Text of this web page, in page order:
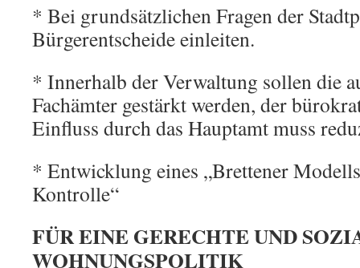
* Bei grundsätzlichen Fragen der
Bürgerentscheide einleiten.
* Innerhalb der Verwaltung sollen die
Fachämter gestärkt werden, der
Einfluss durch das Hauptamt muss
* Entwicklung eines „Brettener
Kontrolle“
FÜR EINE GERECHTE UND
WOHNUNGSPOLITIK